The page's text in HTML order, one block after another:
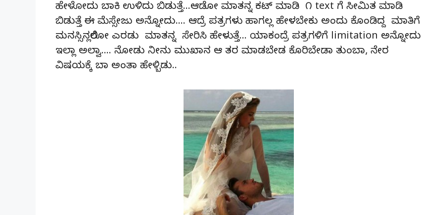
ಹೇಳೋದು ಬಾಕಿ ಉಳಿದು ಬಿಡುತ್ತೆ…ಆಡೋ ಮಾತನ್ನ ಕಟ್ ಮಾಡಿ ೧ text ಗೆ ಸೀಮಿತ ಮಾಡಿ
ಬಿಡುತ್ತೆ ಈ ಮೆಸ್ಸೇಜು ಅನ್ನೋದು…. ಆದ್ರೆ ಪತ್ರಗಳು ಹಾಗಲ್ಲ ಹೇಳಬೇಕು ಅಂದು ಕೊಂಡಿದ್ದ ಮಾತಿಗೆ
ಮನಸ್ಸಿನಲ್ಲಿರೋ ಎರಡು ಮಾತನ್ನ ಸೇರಿಸಿ ಹೇಳುತ್ತೆ… ಯಾಕಂದ್ರೆ ಪತ್ರಗಳಿಗೆ limitation ಅನ್ನೋದು
ಇಲ್ಲಾ ಅಲ್ವಾ…. ನೋಡು ನೀನು ಮುಖಾನ ಆ ತರ ಮಾಡಬೇಡ ಕೊರಿಬೇಡಾ ತುಂಬಾ, ನೇರ
ವಿಷಯಕ್ಕೆ ಬಾ ಅಂತಾ ಹೇಳ್ಬಿಡು..